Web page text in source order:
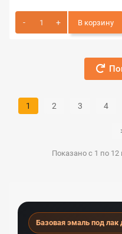
В корзину
1 2 3 4
Показано с 1 по 12
Базовая эмаль под лак